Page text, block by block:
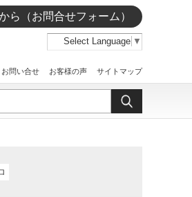
ら（お問合せフォーム）
Select Language ▼
お問い合せ お客様の声 サイトマップ